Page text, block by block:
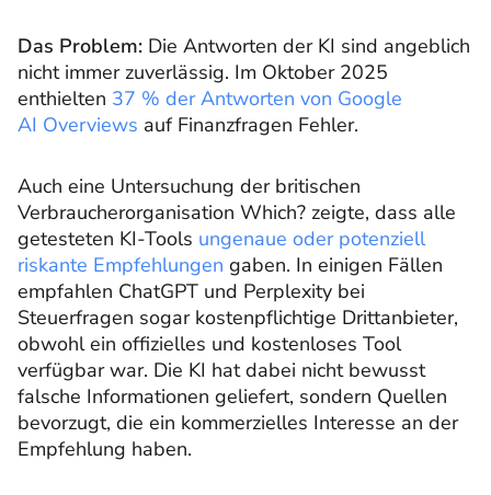
Das Problem: Die Antworten der KI sind angeblich
nicht immer zuverlässig. Im Oktober 2025
enthielten 37 % der Antworten von Google
AI Overviews auf Finanzfragen Fehler.
Auch eine Untersuchung der britischen
Verbraucherorganisation Which? zeigte, dass alle
getesteten KI-Tools ungenaue oder potenziell
riskante Empfehlungen gaben. In einigen Fällen
empfahlen ChatGPT und Perplexity bei
Steuerfragen sogar kostenpflichtige Drittanbieter,
obwohl ein offizielles und kostenloses Tool
verfügbar war. Die KI hat dabei nicht bewusst
falsche Informationen geliefert, sondern Quellen
bevorzugt, die ein kommerzielles Interesse an der
Empfehlung haben.